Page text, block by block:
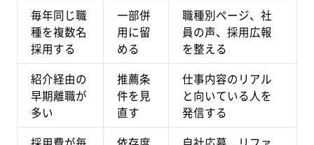
毎年同じ職
種を複数名
採用する
一部併
用に留
める
職種別ページ、社
員の声、採用広報
を整える
紹介経由の
早期離職が
多い
推薦条
件を見
直す
仕事内容のリアル
と向いている人を
発信する